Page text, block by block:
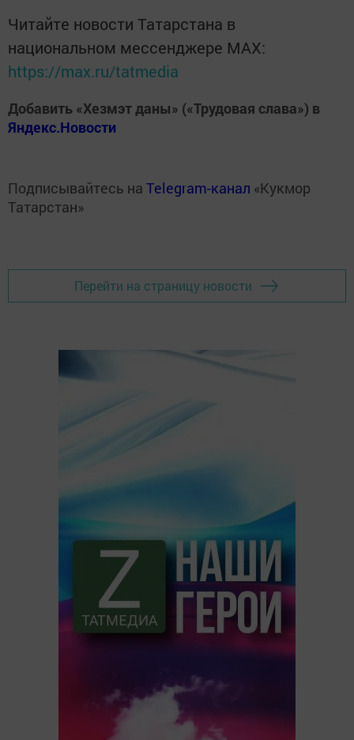
Читайте новости Татарстана в
национальном мессенджере MАХ:
https://max.ru/tatmedia
Добавить «Хезмэт даны» («Трудовая слава») в
Яндекс.Новости
Подписывайтесь на Telegram-канал «Кукмор
Татарстан»
Перейти на страницу новости